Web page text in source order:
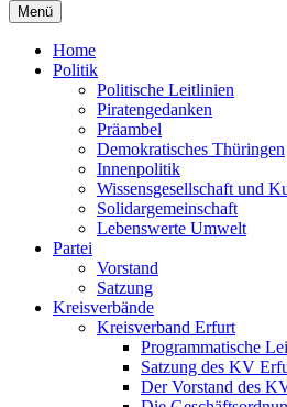
Menü
Home
Politik
Politische Leitlinien
Piratengedanken
Präambel
Demokratisches Thüringen
Innenpolitik
Wissensgesellschaft und
Solidargemeinschaft
Lebenswerte Umwelt
Partei
Vorstand
Satzung
Kreisverbände
Kreisverband Erfurt
Programmatische
Satzung des KV
Der Vorstand des